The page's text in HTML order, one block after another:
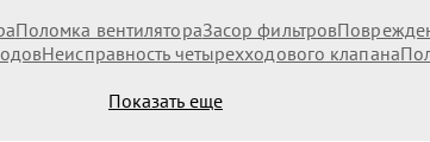
Поломка вентилятораЗасор фильтров
Неисправность четырехходового клапана
Показать еще